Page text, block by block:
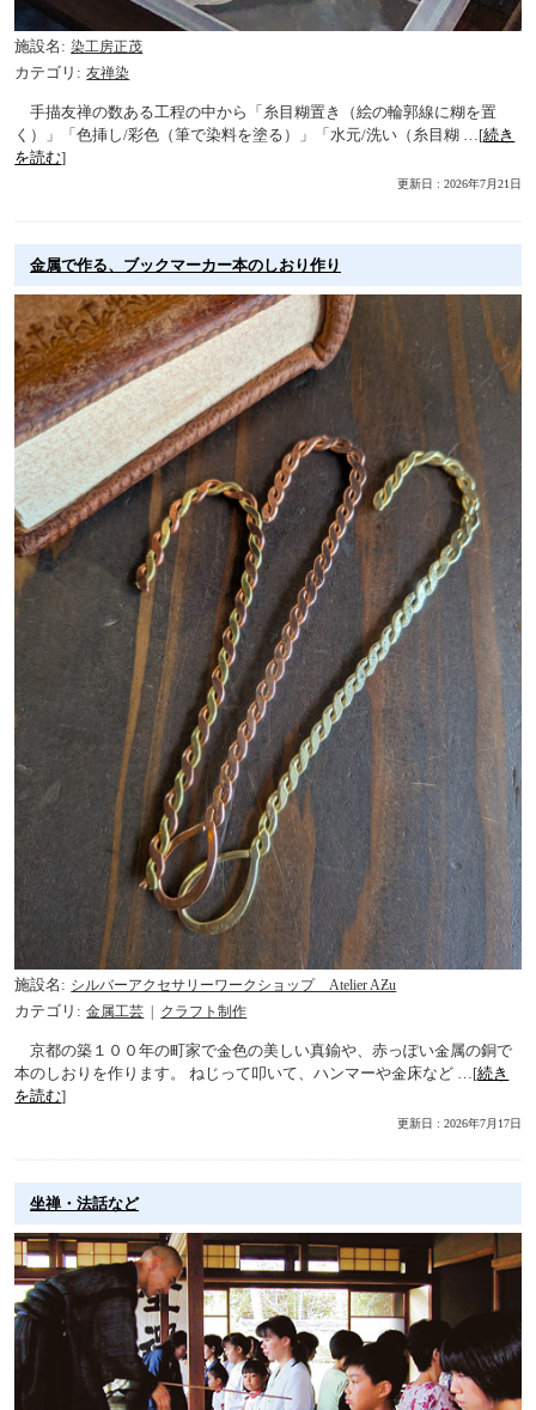
施設名
染工房正茂
カテゴリ
友禅染
手描友禅の数ある工程の中から「糸目糊置き（絵の輪郭線に糊を置
く）」「色挿し/彩色（筆で染料を塗る）」「水元/洗い（糸目糊 …[続き
を読む]
更新日 : 2026年7月21日
金属で作る、ブックマーカー本のしおり作り
施設名
シルバーアクセサリーワークショップ Atelier AƵu
カテゴリ
金属工芸 クラフト制作
京都の築１００年の町家で金色の美しい真鍮や、赤っぽい金属の銅で
本のしおりを作ります。 ねじって叩いて、ハンマーや金床など …[続き
を読む]
更新日 : 2026年7月17日
坐禅・法話など